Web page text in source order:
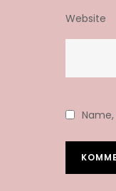
Website